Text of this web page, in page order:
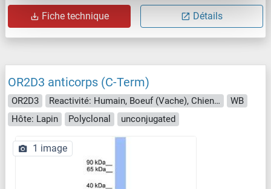
Fiche technique Détails
OR2D3 anticorps (C-Term)
OR2D3 Reactivité: Humain, Boeuf (Vache), Chien, Cheval, Souris, Porc, Rat
WB
Hôte: Lapin
Polyclonal unconjugated
1 image